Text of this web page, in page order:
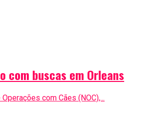
buscas em Orleans
com Cães (NOC),...